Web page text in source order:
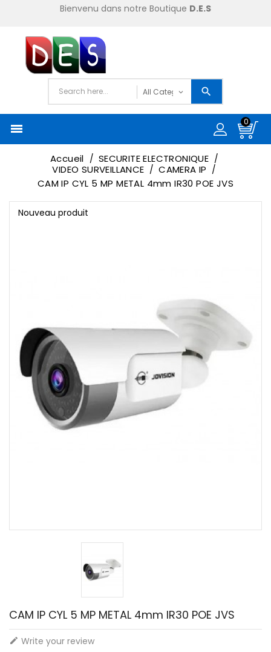
Bienvenu dans notre Boutique D.E.S

0
Accueil
SECURITE ELECTRONIQUE
VIDEO SURVEILLANCE
CAMERA IP
CAM IP CYL 5 MP METAL 4mm IR30 POE JVS
Nouveau produit
CAM IP CYL 5 MP METAL 4mm IR30 POE JVS
 Write your review